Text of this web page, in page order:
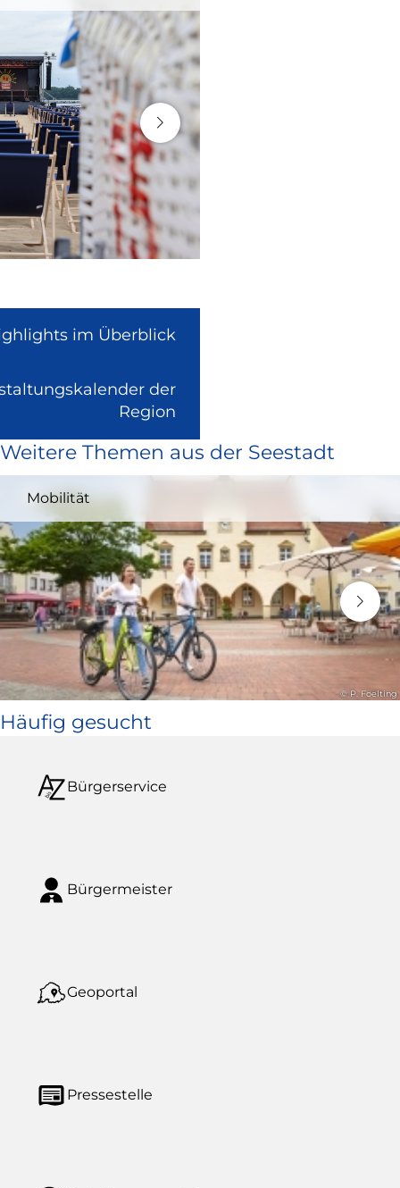
im Überblick
der
Region
extern
und
in
neuem
Fenster)
Weitere Themen aus der Seestadt
Mobilität
© P. Foelting
Häufig gesucht
Bürgerservice
Bürgermeister
Geoportal
Pressestelle